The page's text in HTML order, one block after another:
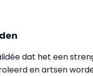
dat het een
en artsen